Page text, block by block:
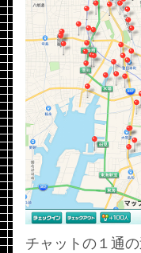
チャットの１通